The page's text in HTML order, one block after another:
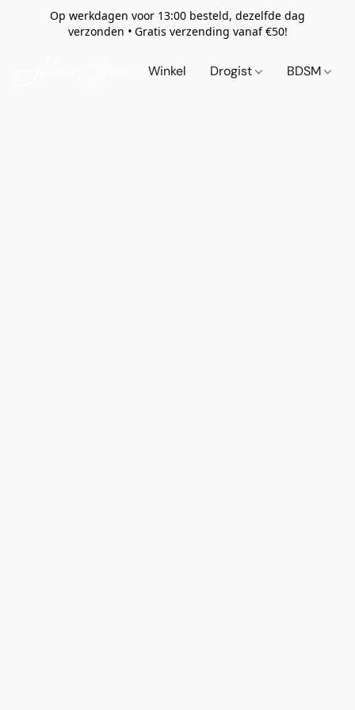
Op werkdagen voor 13:00 besteld, dezelfde dag
verzonden • Gratis verzending vanaf €50!
Winkel Drogist BDSM